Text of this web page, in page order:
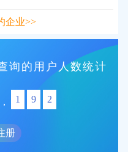
企业>>
询的用户人数统计
, 1 9 2
册